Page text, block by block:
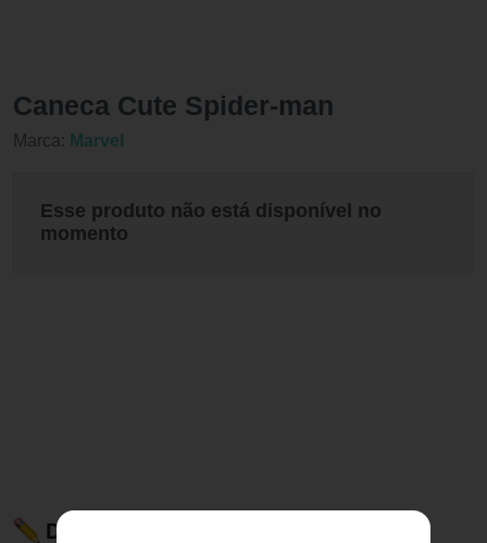
Caneca Cute Spider-man
Marca: Marvel
Esse produto não está disponível no
momento
Descrição do Produto